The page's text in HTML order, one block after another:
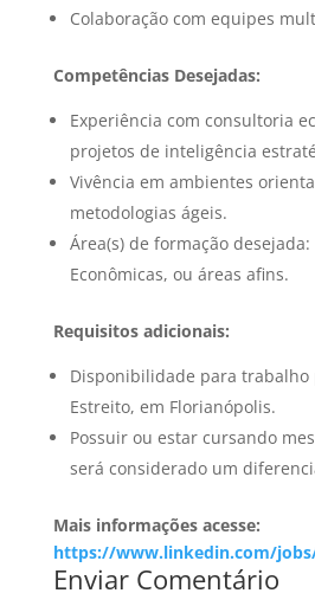
Colaboração com equipes
Competências Desejadas:
Experiência com consultoria
projetos de inteligência
Vivência em ambientes
metodologias ágeis.
Área(s) de formação
Econômicas, ou áreas afins.
Requisitos adicionais:
Disponibilidade para trabalho
Estreito, em Florianópolis.
Possuir ou estar cursando
será considerado um
Mais informações acesse:
https://www.linkedin.com/
Enviar Comentário